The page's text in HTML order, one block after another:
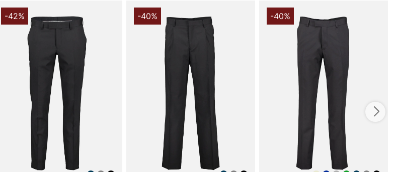
påklädning. Revär i sidorna adderar en subtil detalj som lyfter
helheten och förstärker det formella uttrycket.
Denna byxa är tillverkad i 100% ull med foder i viscose, vilket ger en
mjuk känsla mot huden och en behaglig, avslappnad känsla när du
bär den hela dagen eller kvällen. Den långa hållbarheten i ullen
kombinerat med det bekväma fodret gör Thulin Byxa till ett pålitligt
val för garderoben - plagg som håller stilmässigt över tid. För den
som söker en välkomponerad smokinglook erbjuder byxan både
funktion och elegans: en naturlig historia att berätta på bröllop,
middag eller viktiga affärsresor där en distinkt men avslappnat
sofistikerad stil efterfrågas.
Välj Thulin Byxa när du vill bära en klassisk smokingbyxa i
högkvalitativ ull med en skarp, modern passform. Denna byxa
kombinerar traditionella detaljer som passpoalfickor och hake med
zipgylf och ett nästintill slätt yttre - perfekt för dig som vill ha en
-42% -40% -40%